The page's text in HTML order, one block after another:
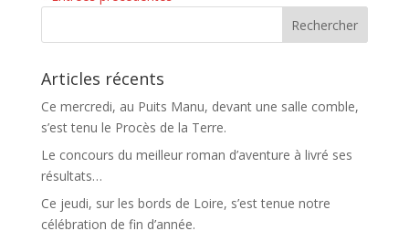
Articles récents
Ce mercredi, au Puits Manu, devant une salle comble,
s’est tenu le Procès de la Terre.
Le concours du meilleur roman d’aventure à livré ses
résultats…
Ce jeudi, sur les bords de Loire, s’est tenue notre
célébration de fin d’année.